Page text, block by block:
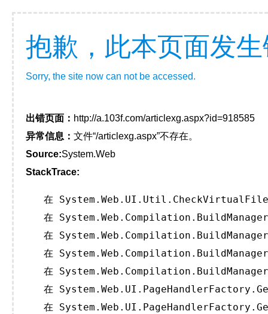
抱歉，此本页面发
Sorry, the site now can not be accessed.
出错页面： http://a.103f.com/articlexg.aspx?id=918585
异常信息： 文件“/articlexg.aspx”不存在。
Source:System.Web
StackTrace:
在
在
在
在
在
在
在